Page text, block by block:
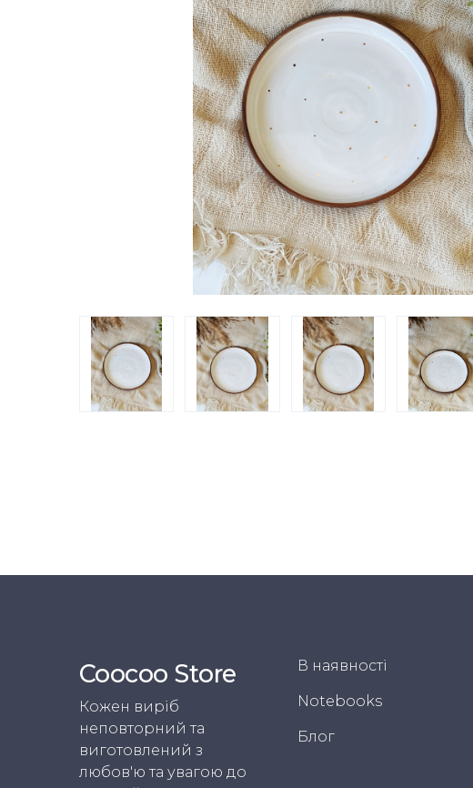
Coocoo Store
Кожен виріб
неповторний та
виготовлений з
любов'ю та увагою до
В наявності
Notebooks
Блог